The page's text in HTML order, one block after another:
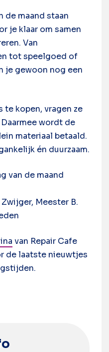
de maand staan
je klaar om samen
Van
tot speelgoed of
je gewoon nog een
te kopen, vragen ze
wordt de
materiaal betaald.
én duurzaam.
van de maand
Meester B.
van Repair Cafe
de laatste nieuwtjes